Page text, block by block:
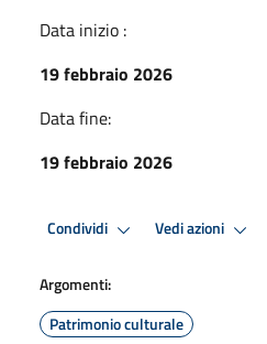
Data inizio :
19 febbraio 2026
Data fine:
19 febbraio 2026
Condividi Vedi azioni
Argomenti:
Patrimonio culturale